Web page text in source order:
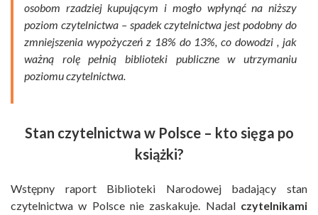
osobom rzadziej kupującym i mogło wpłynąć na niższy
poziom czytelnictwa – spadek czytelnictwa jest podobny do
zmniejszenia wypożyczeń z 18% do 13%, co dowodzi , jak
ważną rolę pełnią biblioteki publiczne w utrzymaniu
poziomu czytelnictwa.
Stan czytelnictwa w Polsce – kto sięga po
książki?
Wstępny raport Biblioteki Narodowej badający stan
czytelnictwa w Polsce nie zaskakuje. Nadal czytelnikami